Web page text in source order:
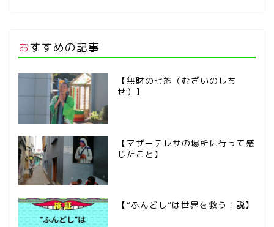
おすすめの記事
【無財の七施（むざいのしち
せ）】
【マザーテレサの場所に行って感
じたこと】
【“ふんどし”は世界を救う！説】